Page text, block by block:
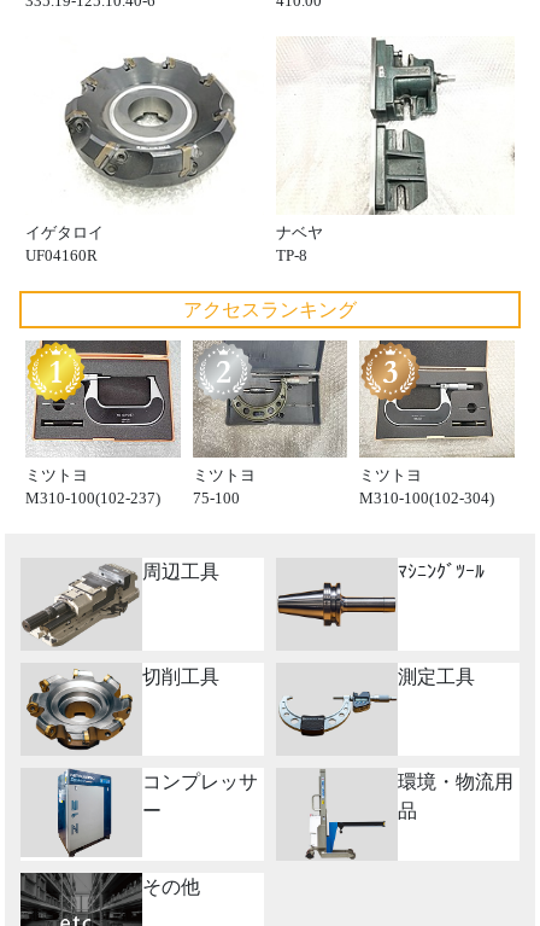
イゲタロイ
UF04160R
ナベヤ
TP-8
アクセスランキング
ミツトヨ
M310-100(102-237)
ミツトヨ
75-100
ミツトヨ
M310-100(102-304)
周辺工具 ﾏｼﾆﾝｸﾞﾂｰﾙ
切削工具 測定工具
コンプレッサ
ー
環境・物流用
品
その他